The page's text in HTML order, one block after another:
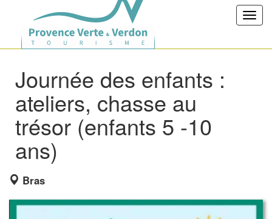
Journée des enfants :
ateliers, chasse au
trésor (enfants 5 -10
ans)
Bras